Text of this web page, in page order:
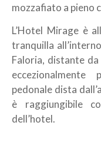
mozzafiato a pieno
L’Hotel Mirage è
tranquilla
Faloria, distante
pedonale dista
è raggiungibile
dell’hotel.